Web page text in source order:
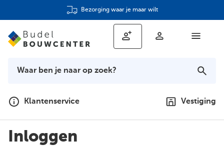
Bezorging waar je maar wilt
Klantenservice Vestiging
Inloggen